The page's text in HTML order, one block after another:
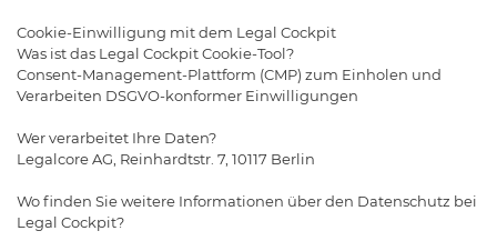
Cookie-Einwilligung mit dem Legal Cockpit
Was ist das Legal Cockpit Cookie-Tool?
Consent-Management-Plattform (CMP) zum Einholen und
Verarbeiten DSGVO-konformer Einwilligungen
Wer verarbeitet Ihre Daten?
Legalcore AG, Reinhardtstr. 7, 10117 Berlin
Wo finden Sie weitere Informationen über den Datenschutz bei
Legal Cockpit?